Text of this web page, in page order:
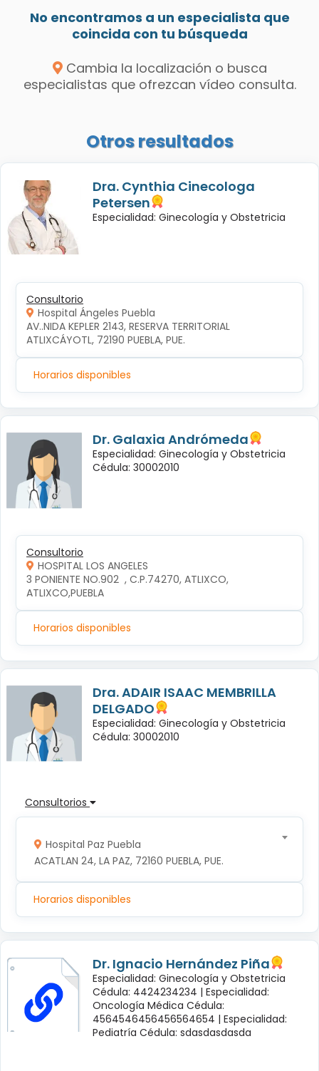
No encontramos a un especialista que
coincida con tu búsqueda
Cambia la localización o busca
especialistas que ofrezcan vídeo consulta.
Otros resultados
Dra. Cynthia Cinecologa
Petersen
Especialidad: Ginecología y Obstetricia
Consultorio
Hospital Ángeles Puebla
AV..NIDA KEPLER 2143, RESERVA TERRITORIAL
ATLIXCÁYOTL, 72190 PUEBLA, PUE.
Horarios disponibles
Dr. Galaxia Andrómeda
Especialidad: Ginecología y Obstetricia
Cédula: 30002010
Consultorio
HOSPITAL LOS ANGELES
3 PONIENTE NO.902  , C.P.74270, ATLIXCO,
ATLIXCO,PUEBLA
Horarios disponibles
Dra. ADAIR ISAAC MEMBRILLA
DELGADO
Especialidad: Ginecología y Obstetricia
Cédula: 30002010
Consultorios
Hospital Paz Puebla
ACATLAN 24, LA PAZ, 72160 PUEBLA, PUE.
Horarios disponibles
Dr. Ignacio Hernández Piña
Especialidad: Ginecología y Obstetricia
Cédula: 4424234234 | Especialidad:
Oncología Médica Cédula:
4564546456456564654 | Especialidad:
Pediatría Cédula: sdasdasdasda